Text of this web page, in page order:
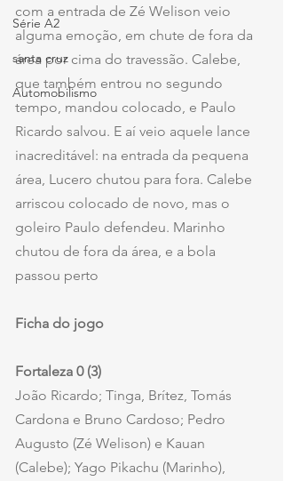
Série A2
santa cruz
Automobilismo
com a entrada de Zé Welison veio
alguma emoção, em chute de fora da
área por cima do travessão. Calebe,
que também entrou no segundo
tempo, mandou colocado, e Paulo
Ricardo salvou. E aí veio aquele lance
inacreditável: na entrada da pequena
área, Lucero chutou para fora. Calebe
arriscou colocado de novo, mas o
goleiro Paulo defendeu. Marinho
chutou de fora da área, e a bola
passou perto
Ficha do jogo
Fortaleza 0 (3)
João Ricardo; Tinga, Brítez, Tomás
Cardona e Bruno Cardoso; Pedro
Augusto (Zé Welison) e Kauan
(Calebe); Yago Pikachu (Marinho),